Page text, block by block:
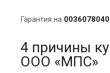
Гарантия на
4 причины
ООО «МПС»